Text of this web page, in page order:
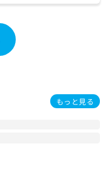
もっと見る